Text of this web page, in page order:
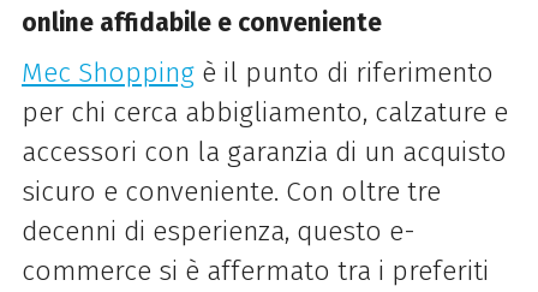
online affidabile e conveniente
Mec Shoppingè il punto di riferimento
per chi cerca abbigliamento, calzature e
accessori con la garanzia di un acquisto
sicuro e conveniente. Con oltre tre
decenni di esperienza, questo e-
commerce si è affermato tra i preferiti